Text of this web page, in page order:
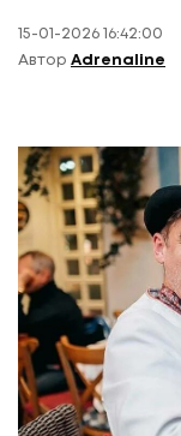
15-01-2026 16:42:00
Автор Adrenaline